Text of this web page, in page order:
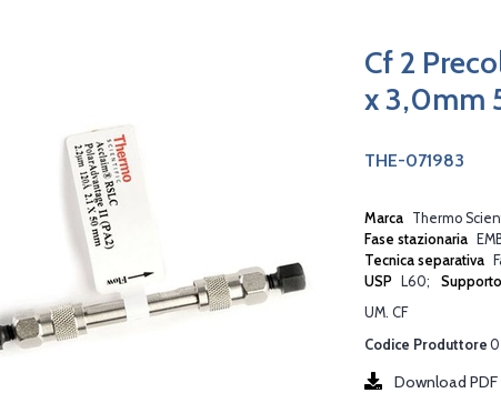
Cf 2
x 3,0mm
THE-071983
Marca Thermo
Fase stazionaria
Tecnica separativa
USP
L60
UM. CF
Download PDF
Codice Produttore